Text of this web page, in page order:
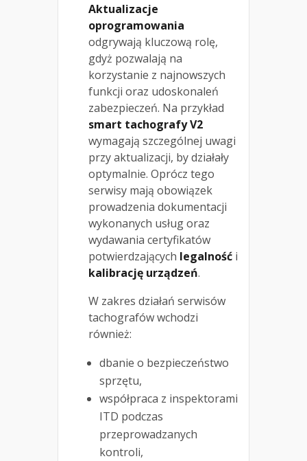
Aktualizacje
oprogramowania
odgrywają kluczową rolę,
gdyż pozwalają na
korzystanie z najnowszych
funkcji oraz udoskonaleń
zabezpieczeń. Na przykład
smart tachografy V2
wymagają szczególnej uwagi
przy aktualizacji, by działały
optymalnie. Oprócz tego
serwisy mają obowiązek
prowadzenia dokumentacji
wykonanych usług oraz
wydawania certyfikatów
potwierdzających legalność i
kalibrację urządzeń.
W zakres działań serwisów
tachografów wchodzi
również:
dbanie o bezpieczeństwo
sprzętu,
współpraca z inspektorami
ITD podczas
przeprowadzanych
kontroli,